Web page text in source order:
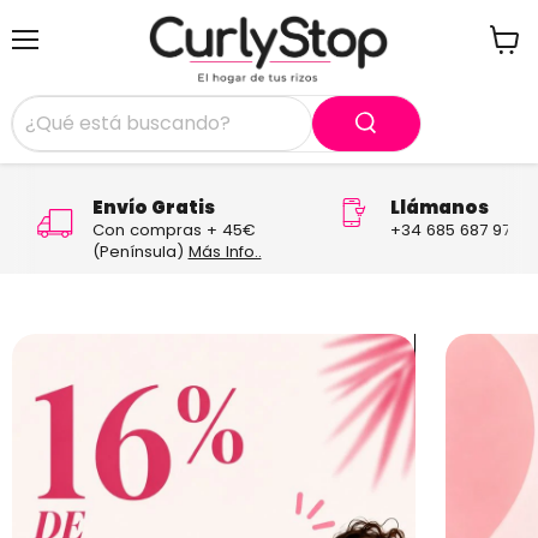
Envío Gratis
Con compras + 45€
(Península) Más Info..
Llámanos
+34 685 687 970